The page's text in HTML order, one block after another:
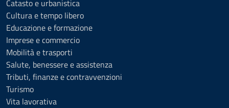
Catasto e urbanistica
Cultura e tempo libero
Educazione e formazione
Imprese e commercio
Mobilità e trasporti
Salute, benessere e assistenza
Tributi, finanze e contravvenzioni
Turismo
Vita lavorativa